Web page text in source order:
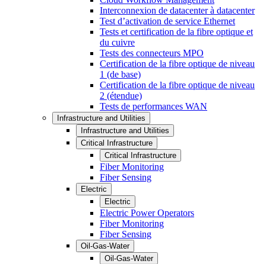
Interconnexion de datacenter à datacenter
Test d’activation de service Ethernet
Tests et certification de la fibre optique et
du cuivre
Tests des connecteurs MPO
Certification de la fibre optique de niveau
1 (de base)
Certification de la fibre optique de niveau
2 (étendue)
Tests de performances WAN
Infrastructure and Utilities
Infrastructure and Utilities
Critical Infrastructure
Critical Infrastructure
Fiber Monitoring
Fiber Sensing
Electric
Electric
Electric Power Operators
Fiber Monitoring
Fiber Sensing
Oil-Gas-Water
Oil-Gas-Water